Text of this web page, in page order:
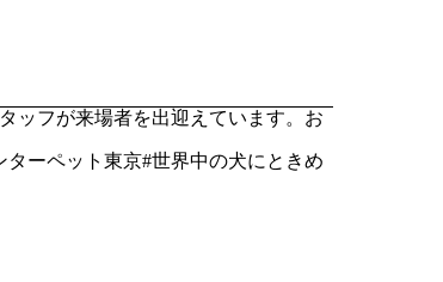
ッフが来場者を出迎えています。お
ーペット東京#世界中の犬にときめ